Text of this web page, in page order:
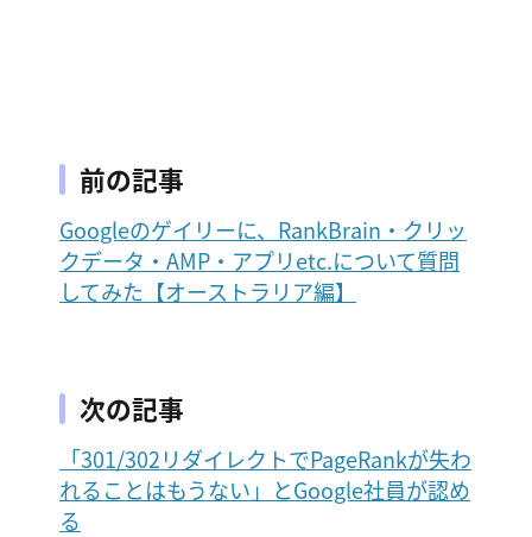
前の記事
Googleのゲイリーに、RankBrain・クリッ
クデータ・AMP・アプリetc.について質問
してみた【オーストラリア編】
次の記事
「301/302リダイレクトでPageRankが失わ
れることはもうない」とGoogle社員が認め
る